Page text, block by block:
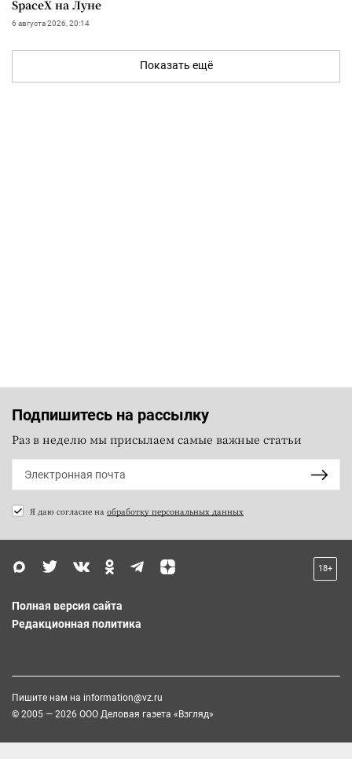
SpaceX на Луне
6 августа 2026, 20:14
Показать ещё
Подпишитесь на рассылку
Раз в неделю мы присылаем самые важные статьи
Я даю согласие на обработку персональных данных
18+
Полная версия сайта
Редакционная политика
Пишите нам на information@vz.ru
© 2005 — 2026 ООО Деловая газета «Взгляд»